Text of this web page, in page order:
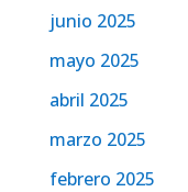
junio 2025
mayo 2025
abril 2025
marzo 2025
febrero 2025